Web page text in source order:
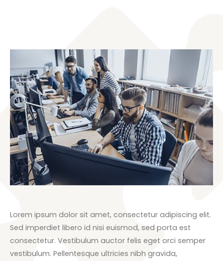
Lorem ipsum dolor sit amet, consectetur adipiscing elit.
Sed imperdiet libero id nisi euismod, sed porta est
consectetur. Vestibulum auctor felis eget orci semper
vestibulum. Pellentesque ultricies nibh gravida,